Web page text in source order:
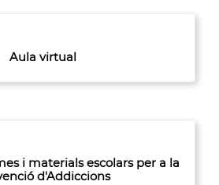
Aula virtual
i materials escolars per a la
d'Addiccions